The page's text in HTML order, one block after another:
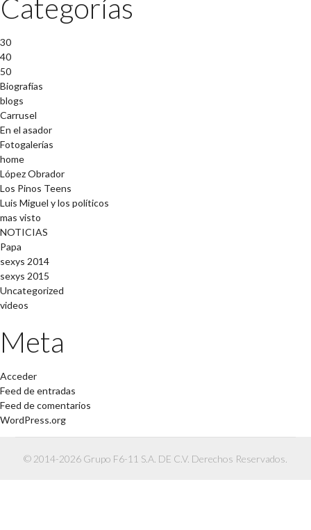
Categorías
30
40
50
Biografías
blogs
Carrusel
En el asador
Fotogalerías
home
López Obrador
Los Pinos Teens
Luis Miguel y los políticos
mas visto
NOTICIAS
Papa
sexys 2014
sexys 2015
Uncategorized
videos
Meta
Acceder
Feed de entradas
Feed de comentarios
WordPress.org
© 2014-2026 Grupo F6-11 S.A. DE C.V. Derechos Reservados.